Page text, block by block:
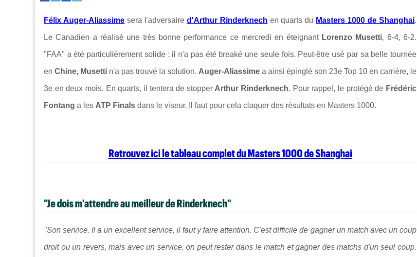
Félix Auger-Aliassimesera l'adversaire d'Arthur Rinderknech en quarts du Masters 1000 de Shanghai.
Le Canadien a réalisé une très bonne performance ce mercredi en éteignant Lorenzo Musetti, 6-4, 6-2.
"FAA" a été particulièrement solide : il n'a pas été breaké une seule fois. Peut-être usé par sa belle tournée
en Chine, Musetti n'a pas trouvé la solution. Auger-Aliassime a ainsi épinglé son 23e Top 10 en carrière, le
3e en deux mois. En quarts, il tentera de stopper Arthur Rinderknech. Pour rappel, le protégé de Frédéric
Fontang a les ATP Finals dans le viseur. Il faut pour cela claquer des résultats en Masters 1000.
Retrouvez ici le tableau complet du Masters 1000 de Shanghai
"Je dois m'attendre au meilleur de Rinderknech"
"Son service. Il a un excellent service, il faut y faire attention. C'est difficile de gagner un match avec un coup
droit ou un revers, mais avec un service, on peut rester dans le match et gagner des matchs d'un seul coup.